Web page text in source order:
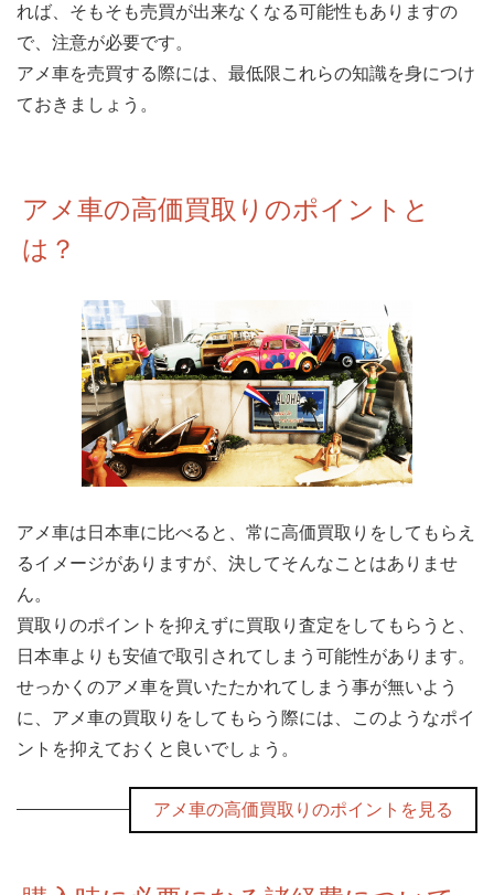
れば、そもそも売買が出来なくなる可能性もありますの
で、注意が必要です。
アメ車を売買する際には、最低限これらの知識を身につけ
ておきましょう。
アメ車の高価買取りのポイントと
は？
アメ車は日本車に比べると、常に高価買取りをしてもらえ
るイメージがありますが、決してそんなことはありませ
ん。
買取りのポイントを抑えずに買取り査定をしてもらうと、
日本車よりも安値で取引されてしまう可能性があります。
せっかくのアメ車を買いたたかれてしまう事が無いよう
に、アメ車の買取りをしてもらう際には、このようなポイ
ントを抑えておくと良いでしょう。
アメ車の高価買取りのポイントを見る